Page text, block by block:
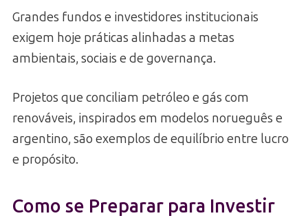
Grandes fundos e investidores institucionais
exigem hoje práticas alinhadas a metas
ambientais, sociais e de governança.
Projetos que conciliam petróleo e gás com
renováveis, inspirados em modelos norueguês e
argentino, são exemplos de equilíbrio entre lucro
e propósito.
Como se Preparar para Investir